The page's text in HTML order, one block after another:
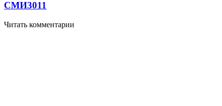
СМИ3011
Читать комментарии